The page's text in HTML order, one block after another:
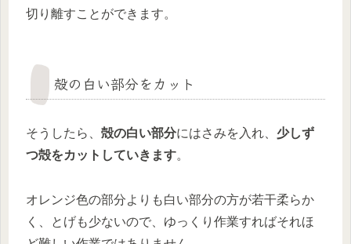
切り離すことができます。
殻の白い部分をカット
そうしたら、 殻の白い部分にはさみを入れ、 少しず
つ殻をカットしていきます。
オレンジ色の部分よりも白い部分の方が若干柔らか
く、とげも少ないので、ゆっくり作業すればそれほ